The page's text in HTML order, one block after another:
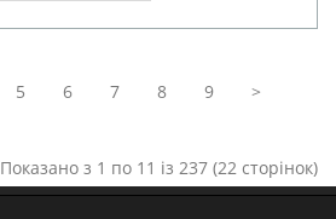
5 6 7 8 9
>
Показано з 1 по 11 із 237 (22 сторінок)